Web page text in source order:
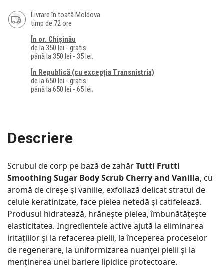
Livrare în toată Moldova
timp de 72 ore
În or. Chișinău
de la 350 lei - gratis
până la 350 lei - 35 lei.
În Republică (cu excepția Transnistria)
de la 650 lei - gratis
până la 650 lei - 65 lei.
Descriere
Scrubul de corp pe bază de zahărTutti Frutti
Smoothing Sugar Body Scrub Cherry and Vanilla, cu
aromă de cireșe și vanilie, exfoliază delicat stratul de
celule keratinizate, face pielea netedă și catifelează.
Produsul hidratează, hrănește pielea, îmbunătățește
elasticitatea. Ingredientele active ajută la eliminarea
iritațiilor și la refacerea pielii, la începerea proceselor
de regenerare, la uniformizarea nuanței pielii și la
menținerea unei bariere lipidice protectoare.